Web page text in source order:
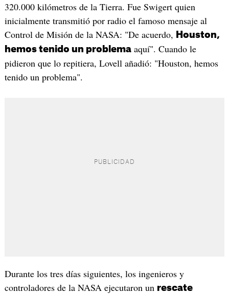
320.000 kilómetros de la Tierra. Fue Swigert quien
inicialmente transmitió por radio el famoso mensaje al
Control de Misión de la NASA: "De acuerdo, Houston,
hemos tenido un problemaaquí". Cuando le
pidieron que lo repitiera, Lovell añadió: "Houston, hemos
tenido un problema".
Durante los tres días siguientes, los ingenieros y
controladores de la NASA ejecutaron un rescate